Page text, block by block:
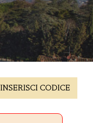
INSERISCI CODICE